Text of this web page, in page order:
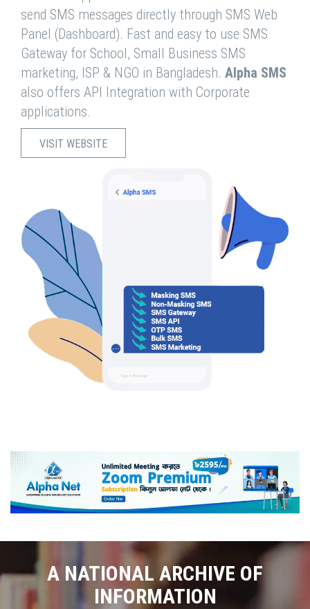
send SMS messages directly through SMS Web
Panel (Dashboard). Fast and easy to use SMS
Gateway for School, Small Business SMS
marketing, ISP & NGO in Bangladesh. Alpha SMS
also offers API Integration with Corporate
applications.
VISIT WEBSITE
A NATIONAL ARCHIVE OF
INFORMATION